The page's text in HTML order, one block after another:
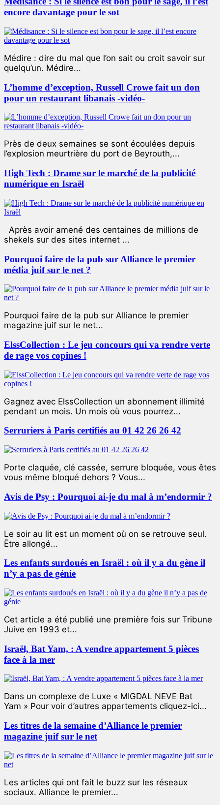
encore davantage pour le sot
Médire : dire du mal que l’on sait ou croit savoir sur
quelqu’un. Médire...
L’homme d’exception, Russell Crowe fait un don
pour un restaurant libanais -vidéo-
Près de deux semaines se sont écoulées depuis
l’explosion meurtrière du port de Beyrouth,...
High Tech : Drame sur le marché de la publicité
numérique en Israël
Après avoir amené des centaines de millions de
shekels sur des sites internet ...
Pourquoi faire de la pub sur Alliance le premier
média juif sur le net ?
Pourquoi faire de la pub sur Alliance le premier
magazine juif sur le net...
ElssCollection : Le jeu concours qui va rendre verte
de rage vos copines !
Gagnez avec ElssCollection un abonnement illimité
pendant un mois. Un mois où vous pourrez...
Serruriers à Paris certifiés au 01 42 26 26 42
Porte claquée, clé cassée, serrure bloquée, vous êtes
vous même bloqué dehors ? Vous...
Avis de Psy : Pourquoi ai-je du mal à m’endormir ?
Le soir au lit est un moment où on se retrouve seul.
Être allongé...
Les enfants surdoués en Israël : où il y a du gène il
n’y a pas de génie
Cet article a été publié une première fois sur Tribune
Juive en 1993 et...
Israël, Bat Yam, : A vendre appartement 5 pièces
face à la mer
Dans un complexe de Luxe « MIGDAL NEVE Bat
Yam » Pour voir d’autres appartements cliquez-ici...
Les titres de la semaine d’Alliance le premier
magazine juif sur le net
Les articles qui ont fait le buzz sur les réseaux
sociaux. Alliance le premier...